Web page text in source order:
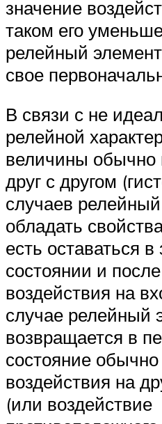
значение
таком его
релейный
свое
В связи с не
релейной
величины обычно
друг с другом
случаев
обладать
есть оставаться
состоянии и
воздействия на
случае релейный
возвращается в
состояние
воздействия на
(или воздействие